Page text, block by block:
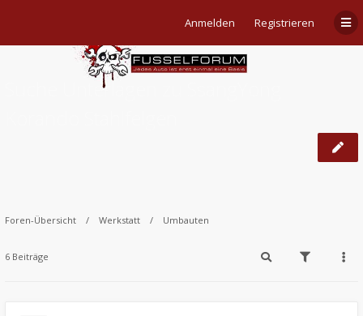
Anmelden Registrieren
Suche Unterlagen zu SsangYong
Foren-Übersicht Werkstatt Umbauten
6 Beiträge